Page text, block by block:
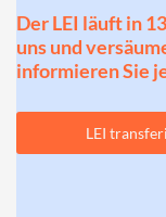
Der LEI läuft in
uns und
informieren Sie
LEI